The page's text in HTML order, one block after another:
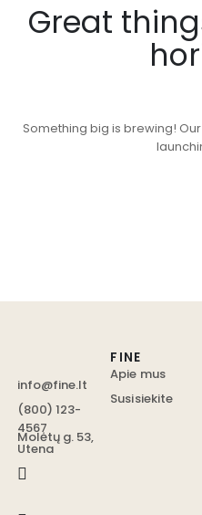
Great
Something big is brewing!
info@fine.lt
(800) 123-
4567
Molėtų g. 53,
Utena
FINE
Apie mus
Susisiekite